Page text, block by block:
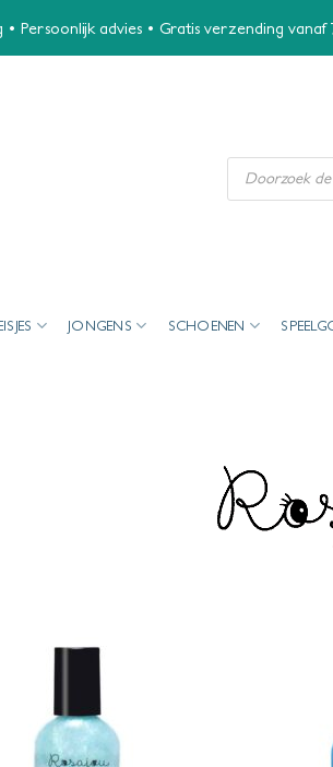
advies • Gratis verzending vanaf
Producten
zoeken
JONGENS SCHOENEN